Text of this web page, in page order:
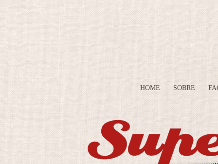
HOME SOBRE